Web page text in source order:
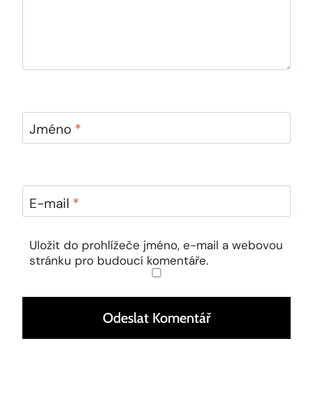
Jméno *
E-mail *
Uložit do prohlížeče jméno, e-mail a webovou
stránku pro budoucí komentáře.